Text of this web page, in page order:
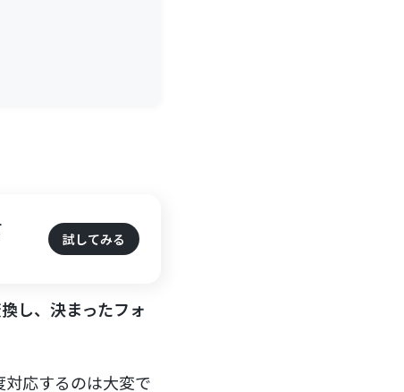
試してみる
し、決まったフォ
応するのは大変で